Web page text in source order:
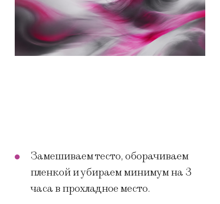
Замешиваем тесто, оборачиваем
пленкой и убираем минимум на 3
часа в прохладное место.